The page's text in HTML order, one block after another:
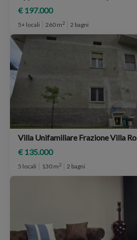
€ 197.000
5+ locali 260 m2 2 bagni
Villa Unifamiliare Frazione Villa
€ 135.000
5 locali 130 m2 2 bagni